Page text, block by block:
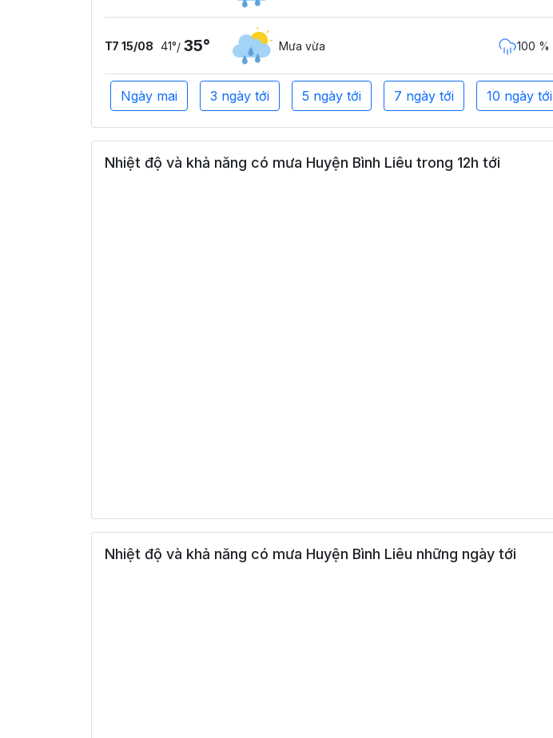
T7 15/08 41°/ 35° Mưa vừa 100 %
Ngày mai 3 ngày tới 5 ngày tới 7 ngày tới 10 ngày tới
Nhiệt độ và khả năng có mưa Huyện Bình Liêu trong 12h tới
Nhiệt độ và khả năng có mưa Huyện Bình Liêu những ngày tới